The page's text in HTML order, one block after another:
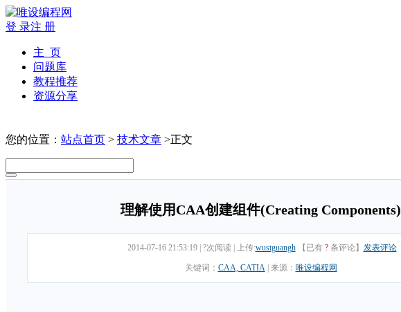
登 录注 册
主 页
问题库
教程推荐
资源分享
您的位置： 站点首页 > 技术文章 >正文
理解使用CAA创建组件(Creating Components)
2014-07-16 21:53:19 ?次阅读 上传:wustguangh 【已有 ? 条评论】 发表评论
关键词： CAA, CATIA 来源： 唯设编程网